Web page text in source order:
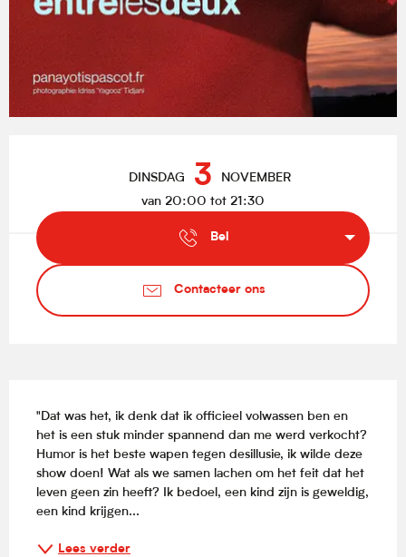
DINSDAG 3 NOVEMBER
van 20:00 tot 21:30
Bel
Contacteer ons
"Dat was het, ik denk dat ik officieel volwassen ben en
het is een stuk minder spannend dan me werd verkocht?
Humor is het beste wapen tegen desillusie, ik wilde deze
show doen! Wat als we samen lachen om het feit dat het
leven geen zin heeft? Ik bedoel, een kind zijn is geweldig,
een kind krijgen...
Lees verder